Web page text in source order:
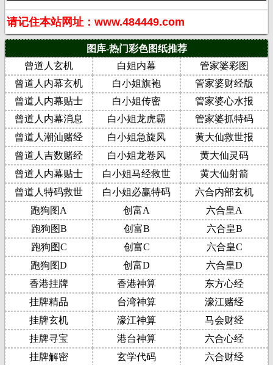
请记住本站网址：www.484449.com
图库-热门彩色图纸推荐
曾道人玄机
白姐内幕
管家婆彩图
曾道人内幕玄机
白小姐旗袍
管家婆财经版
曾道人内幕贴士
白小姐传密
管家婆心水报
曾道人内幕消息
白小姐龙虎霸
管家婆抓特码
曾道人潮汕赌经
白小姐急旋风
黄大仙救世报
曾道人吉数赌经
白小姐龙卷风
黄大仙灵码
曾道人内幕贴士
白小姐马经救世
黄大仙射箭
曾道人特码救世
白小姐必赢特码
六合内部玄机
跑狗图A
创富A
六合皇A
跑狗图B
创富B
六合皇B
跑狗图C
创富C
六合皇C
跑狗图D
创富D
六合皇D
香港挂牌
香港神算
东方心经
挂牌精品
台湾神算
濠江赌经
挂牌玄机
濠江神算
马会财经
挂牌寻宝
港台神算
六合心经
挂牌解密
玄学代码 六合财经